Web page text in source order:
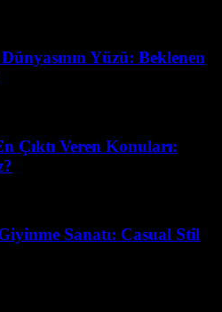
Yüzü: Beklenen
Çıktı Veren Konuları:
Sanatı: Casual Stil